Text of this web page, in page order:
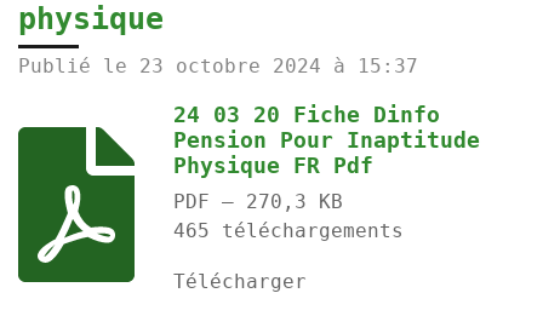
physique
Publié le 23 octobre 2024 à 15:37
24 03 20 Fiche Dinfo
Pension Pour Inaptitude
Physique FR Pdf
PDF – 270,3 KB
465 téléchargements
Télécharger